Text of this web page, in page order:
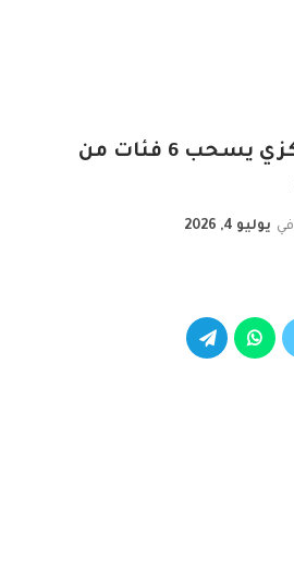
بنك السودان المركزي يسحب 6 فئات من
في يوليو 4, 2026